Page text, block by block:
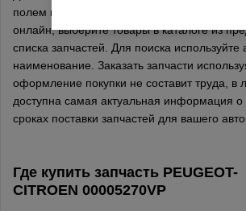
полем на сайте, поиск и заказ запчастей
онлайн, выберите товары в каталоге из
списка запчастей. Для поиска используйте
наименование. Заказать запчасти
оформление покупки не составит труда, в
доступна самая актуальная информация о
сроках поставки запчастей для вашего
Где купить запчасть PEUGEOT-
CITROEN 00005270VP